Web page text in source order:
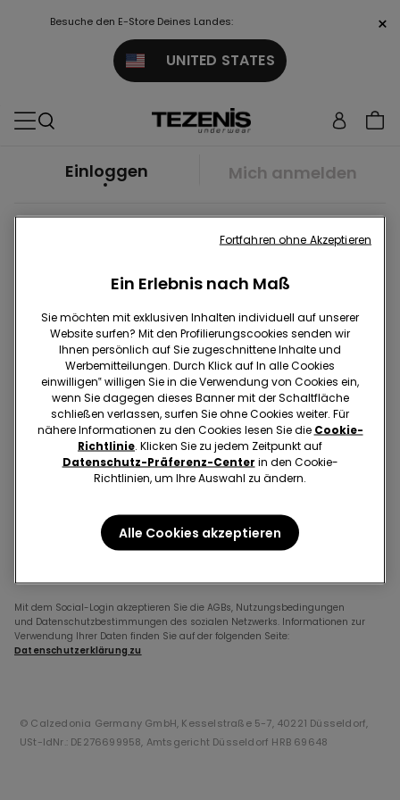
Besuche den E-Store Deines Landes:
UNITED STATES
×
Einloggen Mich anmelden
Passwort vergessen?
Angemeldet bleiben
EINLOGGEN
Mit dem Social-Login akzeptieren Sie die AGBs, Nutzungsbedingungen
und Datenschutzbestimmungen des sozialen Netzwerks. Informationen zur
Verwendung Ihrer Daten finden Sie auf der folgenden Seite:
Datenschutzerklärung zu
© Calzedonia Germany GmbH, Kesselstraße 5-7, 40221 Düsseldorf,
USt-IdNr.: DE276699958, Amtsgericht Düsseldorf HRB 69648
Ein Erlebnis nach Maß
Sie möchten mit exklusiven Inhalten individuell auf unserer
Website surfen? Mit den Profilierungscookies senden wir
Ihnen persönlich auf Sie zugeschnittene Inhalte und
Werbemitteilungen. Durch Klick auf In alle Cookies
einwilligen‟ willigen Sie in die Verwendung von Cookies ein,
wenn Sie dagegen dieses Banner mit der Schaltfläche
schließen verlassen, surfen Sie ohne Cookies weiter. Für
nähere Informationen zu den Cookies lesen Sie die Cookie-
Richtlinie. Klicken Sie zu jedem Zeitpunkt auf
Datenschutz-Präferenz-Center in den Cookie-
Richtlinien, um Ihre Auswahl zu ändern.
Alle Cookies akzeptieren
Fortfahren ohne Akzeptieren